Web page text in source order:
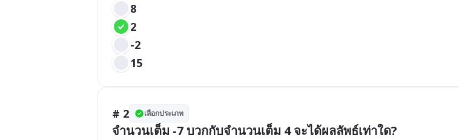
8
2
-2
15
# 2 เลือกประเภท
จำนวนเต็ม -7 บวกกับจำนวนเต็ม 4 จะได้ผลลัพธ์เท่าใด?